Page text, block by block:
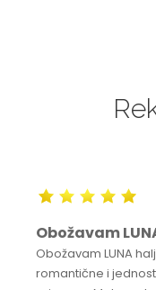
Obožavam
Obožavam LUNA
romantične i